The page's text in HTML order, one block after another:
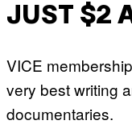
JUST $2
VICE
very best writing
documentaries.